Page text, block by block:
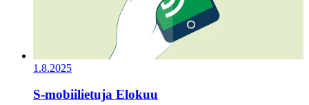
1.8.2025
S-mobiilietuja Elokuu